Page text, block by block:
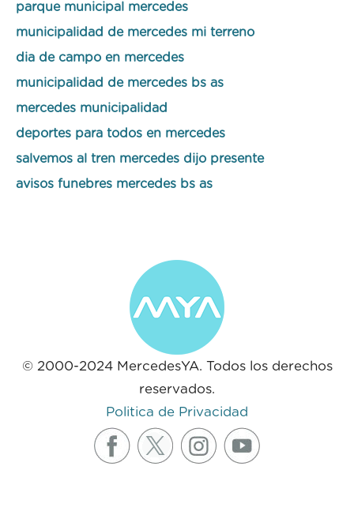
parque municipal mercedes
municipalidad de mercedes mi terreno
dia de campo en mercedes
municipalidad de mercedes bs as
mercedes municipalidad
deportes para todos en mercedes
salvemos al tren mercedes dijo presente
avisos funebres mercedes bs as
© 2000-2024 MercedesYA. Todos los derechos
reservados.
Politica de Privacidad